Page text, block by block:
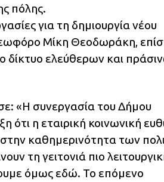
πόλης.
για τη δημιουργία νέου
Μίκη Θεοδωράκη,
δίκτυο ελεύθερων και
«Η συνεργασία του Δήμου
ότι η εταιρική κοινωνική
καθημερινότητα των
τη γειτονιά πιο
όμως εδώ. Το επόμενο